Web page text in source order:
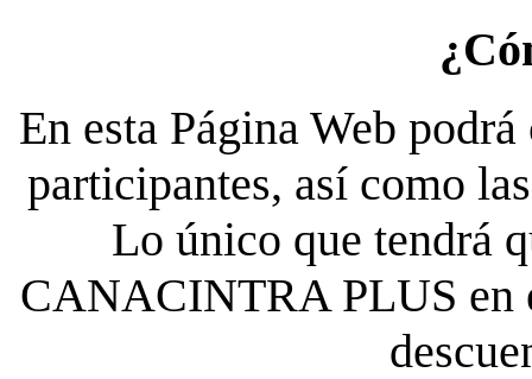
En esta Página Web
participantes, así como
Lo único que tendrá
CANACINTRA PLUS en